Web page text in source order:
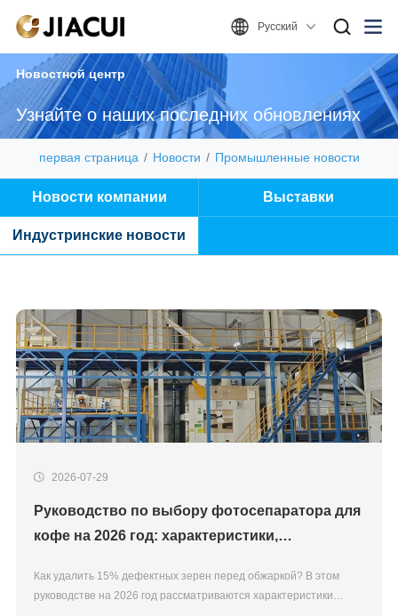
Русский
Новостной центр
Узнайте о наших последних обновлениях
первая страница Новости Промышленные новости
Новости компании Выставки
Индустринские новости
2026-07-29
Руководство по выбору фотосепаратора для
кофе на 2026 год: характеристики,
Как удалить 15% дефектных зерен перед обжаркой? В этом
руководстве на 2026 год рассматриваются характеристики